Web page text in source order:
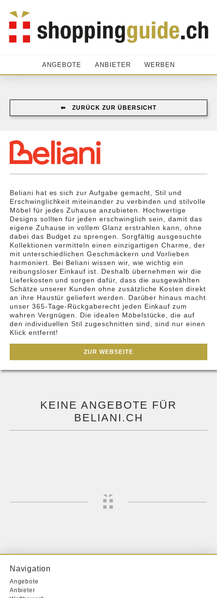
ANGEBOTE ANBIETER WERBEN
⬅︎ ZURÜCK ZUR ÜBERSICHT
Beliani hat es sich zur Aufgabe gemacht, Stil und
Erschwinglichkeit miteinander zu verbinden und stilvolle
Möbel für jedes Zuhause anzubieten. Hochwertige
Designs sollten für jeden erschwinglich sein, damit das
eigene Zuhause in vollem Glanz erstrahlen kann, ohne
dabei das Budget zu sprengen. Sorgfältig ausgesuchte
Kollektionen vermitteln einen einzigartigen Charme, der
mit unterschiedlichen Geschmäckern und Vorlieben
harmoniert. Bei Beliani wissen wir, wie wichtig ein
reibungsloser Einkauf ist. Deshalb übernehmen wir die
Lieferkosten und sorgen dafür, dass die ausgewählten
Schätze unserer Kunden ohne zusätzliche Kosten direkt
an ihre Haustür geliefert werden. Darüber hinaus macht
unser 365-Tage-Rückgaberecht jeden Einkauf zum
wahren Vergnügen. Die idealen Möbelstücke, die auf
den individuellen Stil zugeschnitten sind, sind nur einen
Klick entfernt!
ZUR WEBSEITE
KEINE ANGEBOTE FÜR
BELIANI.CH
Navigation
Angebote
Anbieter